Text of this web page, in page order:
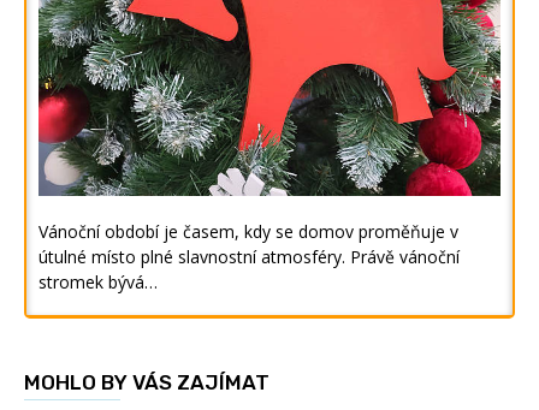
Vánoční období je časem, kdy se domov proměňuje v
útulné místo plné slavnostní atmosféry. Právě vánoční
stromek bývá…
MOHLO BY VÁS ZAJÍMAT